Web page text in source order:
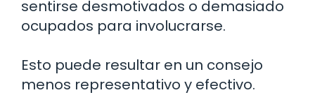
sentirse desmotivados o demasiado
ocupados para involucrarse.
Esto puede resultar en un consejo
menos representativo y efectivo.